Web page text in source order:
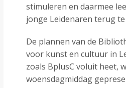
stimuleren en daarmee
jonge Leidenaren terug
De plannen van de
voor kunst en cultuur in
zoals BplusC voluit heet,
woensdagmiddag